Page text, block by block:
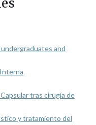
and
tras cirugía de
y tratamiento del